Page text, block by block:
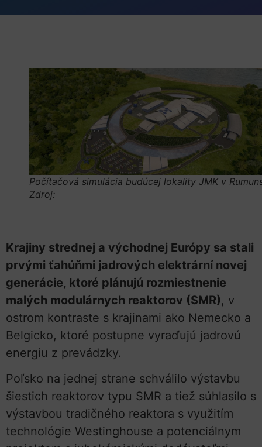
Počítačová simulácia budúcej lokality JMK v
Zdroj:
Krajiny strednej a východnej Európy sa stali
prvými ťahúňmi jadrových elektrární novej
generácie, ktoré plánujú rozmiestnenie
malých modulárnych reaktorov (SMR), v
ostrom kontraste s krajinami ako Nemecko a
Belgicko, ktoré postupne vyraďujú jadrovú
energiu z prevádzky.
Poľsko na jednej strane schválilo výstavbu
šiestich reaktorov typu SMR a tiež súhlasilo s
výstavbou tradičného reaktora s využitím
technológie Westinghouse a potenciálnym